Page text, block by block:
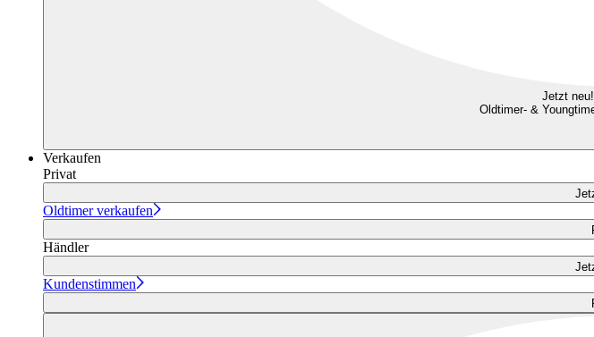
Jetzt
Oldtimer- &
Verkaufen
Privat
Oldtimer verkaufen
Händler
Kundenstimmen